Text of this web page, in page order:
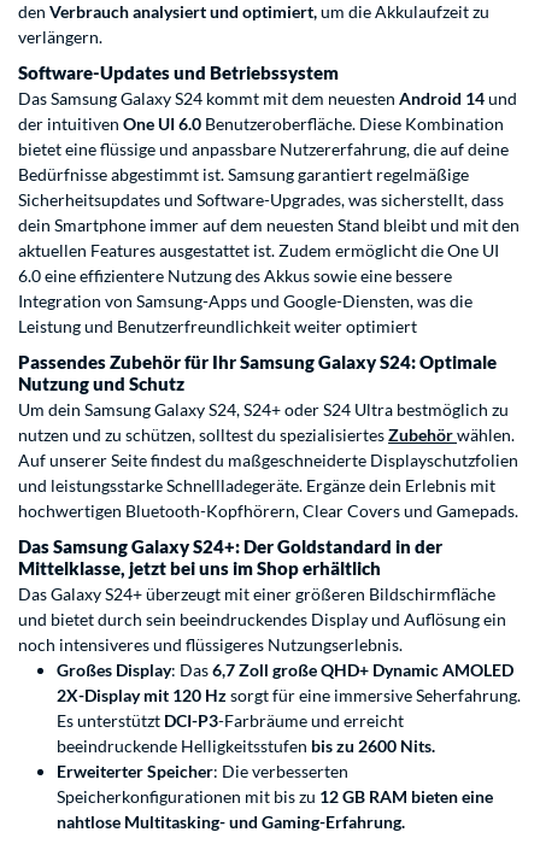
den Verbrauch analysiert und optimiert,um die Akkulaufzeit zu
verlängern.
Software-Updates und Betriebssystem
Das Samsung Galaxy S24 kommt mit dem neuesten Android 14und
der intuitiven One UI 6.0 Benutzeroberfläche. Diese Kombination
bietet eine flüssige und anpassbare Nutzererfahrung, die auf deine
Bedürfnisse abgestimmt ist. Samsung garantiert regelmäßige
Sicherheitsupdates und Software-Upgrades, was sicherstellt, dass
dein Smartphone immer auf dem neuesten Stand bleibt und mit den
aktuellen Features ausgestattet ist. Zudem ermöglicht die One UI
6.0 eine effizientere Nutzung des Akkus sowie eine bessere
Integration von Samsung-Apps und Google-Diensten, was die
Leistung und Benutzerfreundlichkeit weiter optimiert
Passendes Zubehör für Ihr Samsung Galaxy S24: Optimale
Nutzung und Schutz
Um dein Samsung Galaxy S24, S24+ oder S24 Ultra bestmöglich zu
nutzen und zu schützen, solltest du spezialisiertesZubehörwählen.
Auf unserer Seite findest du maßgeschneiderte Displayschutzfolien
und leistungsstarke Schnellladegeräte. Ergänze dein Erlebnis mit
hochwertigen Bluetooth-Kopfhörern, Clear Covers und Gamepads.
Das Samsung Galaxy S24+: Der Goldstandard in der
Mittelklasse, jetzt bei uns im Shop erhältlich
Das Galaxy S24+ überzeugt mit einer größeren Bildschirmfläche
und bietet durch sein beeindruckendes Display und Auflösung ein
noch intensiveres und flüssigeres Nutzungserlebnis.
Großes Display: Das6,7 Zoll große QHD+ Dynamic AMOLED
2X-Display mit 120 Hzsorgt für eine immersive Seherfahrung.
Es unterstützt DCI-P3-Farbräume und erreicht
beeindruckende Helligkeitsstufen bis zu 2600 Nits.
Erweiterter Speicher: Die verbesserten
Speicherkonfigurationen mit bis zu 12 GB RAM bieten eine
nahtlose Multitasking- und Gaming-Erfahrung.